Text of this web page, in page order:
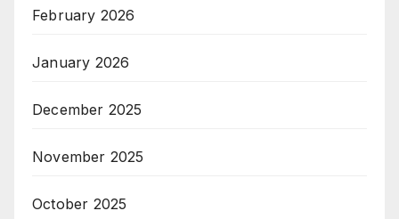
February 2026
January 2026
December 2025
November 2025
October 2025